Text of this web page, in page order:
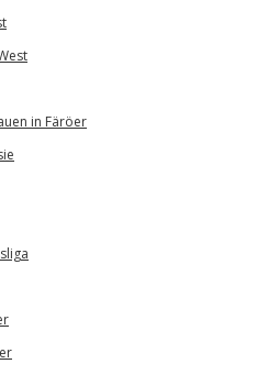
in Färöer